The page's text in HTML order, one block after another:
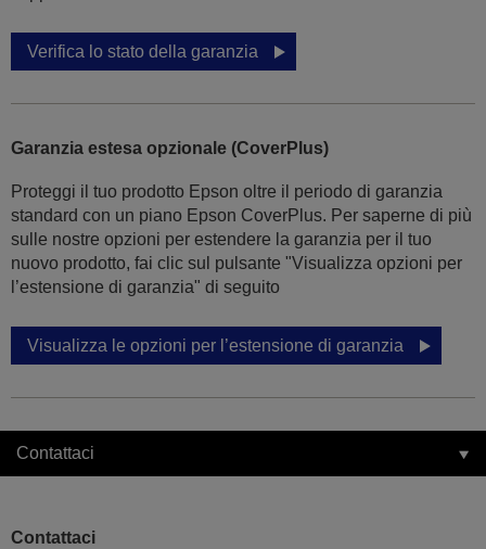
Verifica lo stato della garanzia
Garanzia estesa opzionale (CoverPlus)
Proteggi il tuo prodotto Epson oltre il periodo di garanzia
standard con un piano Epson CoverPlus. Per saperne di più
sulle nostre opzioni per estendere la garanzia per il tuo
nuovo prodotto, fai clic sul pulsante "Visualizza opzioni per
l’estensione di garanzia" di seguito
Visualizza le opzioni per l’estensione di garanzia
Contattaci
Contattaci